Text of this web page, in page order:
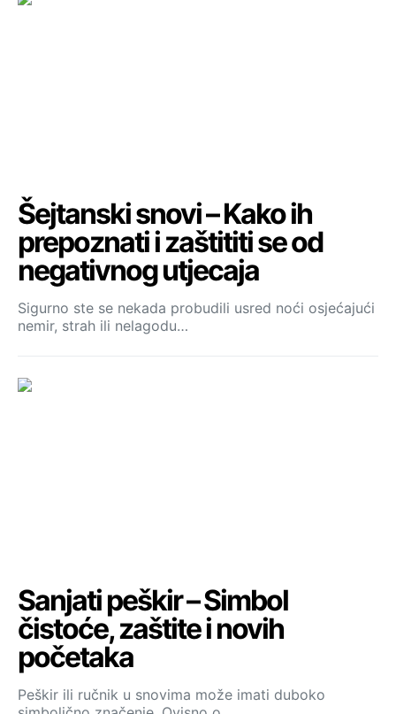
Šejtanski snovi – Kako ih
prepoznati i zaštititi se od
negativnog utjecaja
Sigurno ste se nekada probudili usred noći osjećajući
nemir, strah ili nelagodu…
Sanjati peškir – Simbol
čistoće, zaštite i novih
početaka
Peškir ili ručnik u snovima može imati duboko